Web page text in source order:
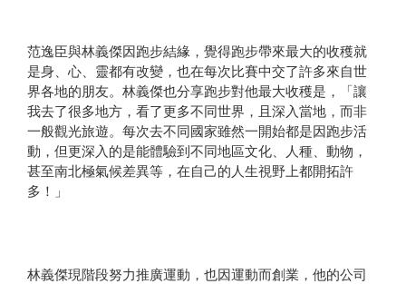
范逸臣與林義傑因跑步結緣，覺得跑步帶來最大的收穫就
是身、心、靈都有改變，也在每次比賽中交了許多來自世
界各地的朋友。林義傑也分享跑步對他最大收穫是，「讓
我去了很多地方，看了更多不同世界，且深入當地，而非
一般觀光旅遊。每次去不同國家雖然一開始都是因跑步活
動，但更深入的是能體驗到不同地區文化、人種、動物，
甚至南北極氣候差異等，在自己的人生視野上都開拓許
多！」
林義傑現階段努力推廣運動，也因運動而創業，他的公司